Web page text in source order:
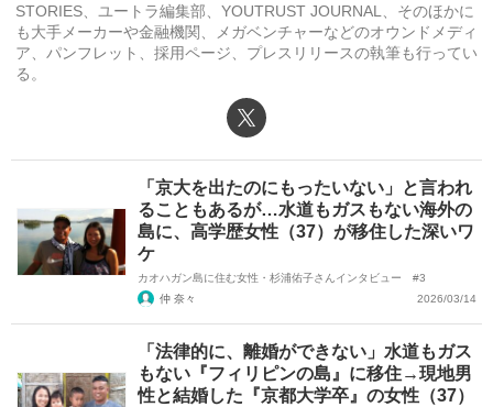
STORIES、ユートラ編集部、YOUTRUST JOURNAL、そのほかに
も大手メーカーや金融機関、メガベンチャーなどのオウンドメディ
ア、パンフレット、採用ページ、プレスリリースの執筆も行ってい
る。
「京大を出たのにもったいない」と言われ
ることもあるが…水道もガスもない海外の
島に、高学歴女性（37）が移住した深いワ
ケ
カオハガン島に住む女性・杉浦佑子さんインタビュー #3
仲 奈々
2026/03/14
「法律的に、離婚ができない」水道もガス
もない『フィリピンの島』に移住→現地男
性と結婚した『京都大学卒』の女性（37）